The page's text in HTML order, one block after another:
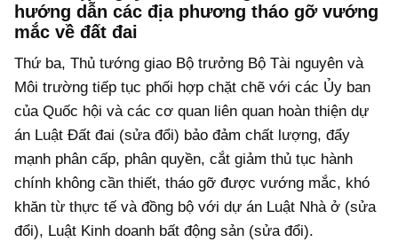
hướng dẫn các địa phương tháo gỡ vướng
mắc về đất đai
Thứ ba, Thủ tướng giao Bộ trưởng Bộ Tài nguyên và
Môi trường tiếp tục phối hợp chặt chẽ với các Ủy ban
của Quốc hội và các cơ quan liên quan hoàn thiện dự
án Luật Đất đai (sửa đổi) bảo đảm chất lượng, đẩy
mạnh phân cấp, phân quyền, cắt giảm thủ tục hành
chính không cần thiết, tháo gỡ được vướng mắc, khó
khăn từ thực tế và đồng bộ với dự án Luật Nhà ở (sửa
đổi), Luật Kinh doanh bất động sản (sửa đổi).